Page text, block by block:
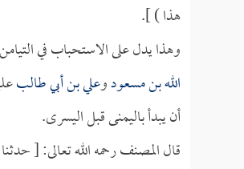
هذا ) ].
وهذا يدل على الاستحباب في
الله بن مسعودوعلي بن أبي طالب
أن يبدأ باليمنى قبل اليسرى.
قال المصنف رحمه الله تعالى: [ حدثنا